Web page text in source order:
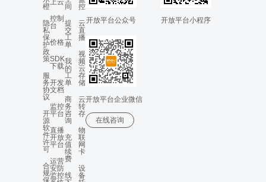
橙
隐
私
保
护
政
策
服
务
协
议
开
源
软
件
许
可
合
规
保
上云
控制
台
价格
SDK
下载
开发
文档
监控
平台
直播
开放
平台
运营
安防
监控
间
提
交
工
单
我
的
工
单
商
务
咨
询
充
值
续
费
线
控
云
直
播
视
频
云
存
储
云
转
存
物
联
网
卡
设
备
开放平台公众号 开放平台小程序
开放平台企业微信
在线咨询